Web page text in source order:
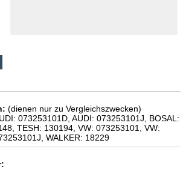
(dienen nur zu Vergleichszwecken)
073253101D, AUDI: 073253101J, BOSAL:
TESH: 130194, VW: 073253101, VW:
WALKER: 18229